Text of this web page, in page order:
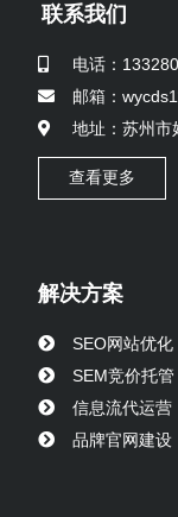
联系我们
电话：
邮箱：
地址：苏州市
查看更多
解决方案
SEO网站优化
SEM竞价托管
信息流代运营
品牌官网建设